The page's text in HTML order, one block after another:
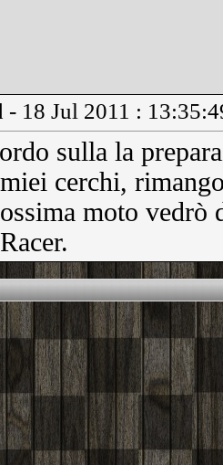
- 18 Jul 2011 :
sulla la
cerchi,
moto vedrò